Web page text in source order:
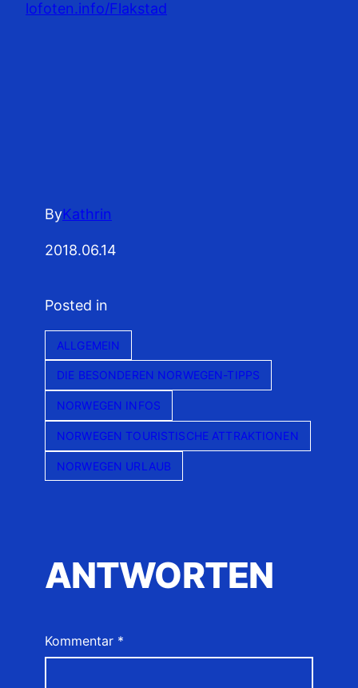
lofoten.info/Flakstad
ByKathrin
2018.06.14
Posted in
ALLGEMEIN
DIE BESONDEREN NORWEGEN-TIPPS
NORWEGEN INFOS
NORWEGEN TOURISTISCHE ATTRAKTIONEN
NORWEGEN URLAUB
ANTWORTEN
Kommentar *